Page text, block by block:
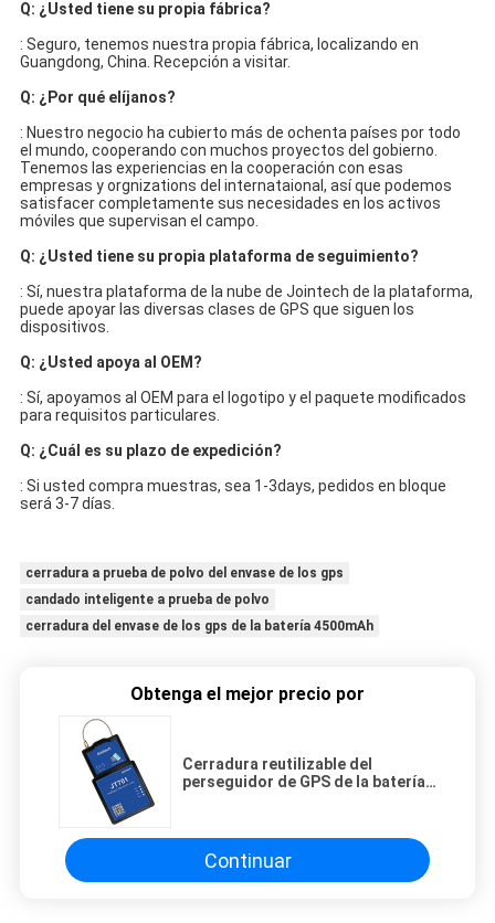
Q: ¿Usted tiene su propia fábrica?
: Seguro, tenemos nuestra propia fábrica, localizando en
Guangdong, China. Recepción a visitar.
Q: ¿Por qué elíjanos?
: Nuestro negocio ha cubierto más de ochenta países por todo
el mundo, cooperando con muchos proyectos del gobierno.
Tenemos las experiencias en la cooperación con esas
empresas y orgnizations del internataional, así que podemos
satisfacer completamente sus necesidades en los activos
móviles que supervisan el campo.
Q: ¿Usted tiene su propia plataforma de seguimiento?
: Sí, nuestra plataforma de la nube de Jointech de la plataforma,
puede apoyar las diversas clases de GPS que siguen los
dispositivos.
Q: ¿Usted apoya al OEM?
: Sí, apoyamos al OEM para el logotipo y el paquete modificados
para requisitos particulares.
Q: ¿Cuál es su plazo de expedición?
: Si usted compra muestras, sea 1-3days, pedidos en bloque
será 3-7 días.
cerradura a prueba de polvo del envase de los gps
candado inteligente a prueba de polvo
cerradura del envase de los gps de la batería 4500mAh
Obtenga el mejor precio por
Cerradura reutilizable del
perseguidor de GPS de la batería
Continuar